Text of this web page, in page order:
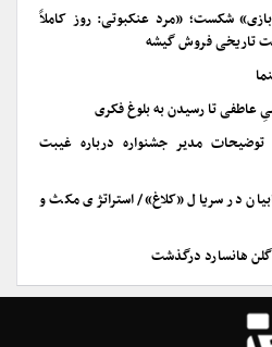
بازی» شکست؛ «مرد عنکبوتی: روز کاملاً
تاریخی فروش گیشه
عاطفی تا رسیدن به بلوغ فکری
فیلم ونیز ۲۰۲۶؛ توضیحات مدیر جشنواره درباره غیبت
در سریال «کلاغ»/ استراتژی مکث و
گلن هانسارد درگذشت